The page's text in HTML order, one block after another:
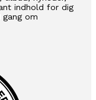
indhold for dig
gang om